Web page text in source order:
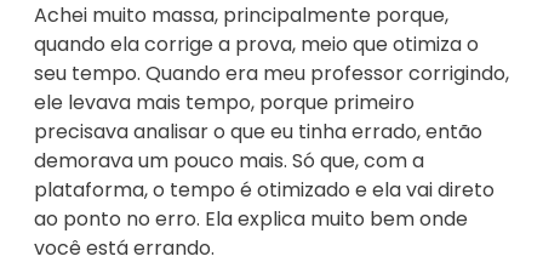
Achei muito massa, principalmente porque,
quando ela corrige a prova, meio que otimiza o
seu tempo. Quando era meu professor corrigindo,
ele levava mais tempo, porque primeiro
precisava analisar o que eu tinha errado, então
demorava um pouco mais. Só que, com a
plataforma, o tempo é otimizado e ela vai direto
ao ponto no erro. Ela explica muito bem onde
você está errando.